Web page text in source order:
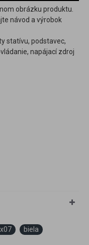
obrázku produktu.
návod a výrobok
statívu, podstavec,
napájací zdroj
biela